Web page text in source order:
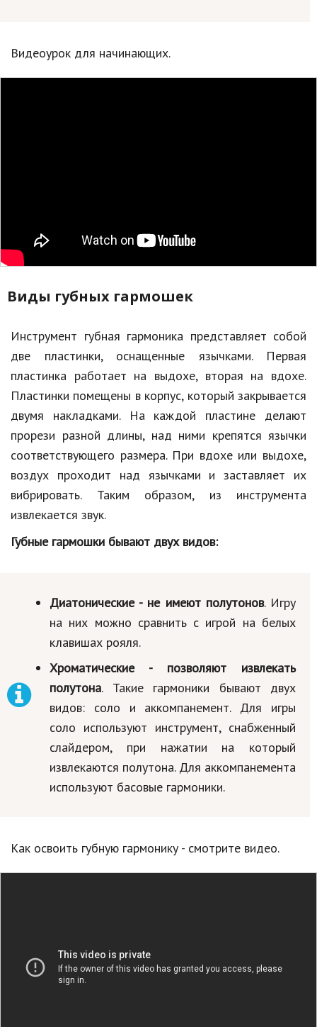
Видеоурок для начинающих.
Виды губных гармошек
Инструмент губная гармоника представляет собой
две пластинки, оснащенные язычками. Первая
пластинка работает на выдохе, вторая на вдохе.
Пластинки помещены в корпус, который закрывается
двумя накладками. На каждой пластине делают
прорези разной длины, над ними крепятся язычки
соответствующего размера. При вдохе или выдохе,
воздух проходит над язычками и заставляет их
вибрировать. Таким образом, из инструмента
извлекается звук.
Губные гармошки бывают двух видов:
Диатонические - не имеют полутонов. Игру
на них можно сравнить с игрой на белых
клавишах рояля.
Хроматические - позволяют извлекать
полутона. Такие гармоники бывают двух
видов: соло и аккомпанемент. Для игры
соло используют инструмент, снабженный
слайдером, при нажатии на который
извлекаются полутона. Для аккомпанемента
используют басовые гармоники.
Как освоить губную гармонику - смотрите видео.